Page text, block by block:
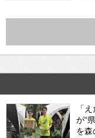
「
が“
を森